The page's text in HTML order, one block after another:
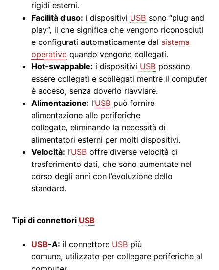
rigidi esterni.
Facilità d’uso: i dispositivi USB sono “plug and
play”, il che significa che vengono riconosciuti
e configurati automaticamente dal sistema
operativo quando vengono collegati.
Hot-swappable: i dispositivi USB possono
essere collegati e scollegati mentre il computer
è acceso, senza doverlo riavviare.
Alimentazione: l’USB può fornire
alimentazione alle periferiche
collegate, eliminando la necessità di
alimentatori esterni per molti dispositivi.
Velocità: l’USB offre diverse velocità di
trasferimento dati, che sono aumentate nel
corso degli anni con l’evoluzione dello
standard.
Tipi di connettori USB
USB-A: il connettore USB più
comune, utilizzato per collegare periferiche al